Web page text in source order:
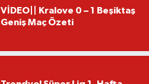
VİDEO|| Kralove 0 – 1 Beşiktaş
Geniş Maç Özeti